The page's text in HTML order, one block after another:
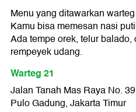
Menu yang ditawarkan
Kamu bisa memesan nasi
Ada tempe orek, telur
rempeyek udang.
Warteg 21
Jalan Tanah Mas Raya No.
Pulo Gadung, Jakarta Timur